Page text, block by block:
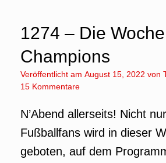
1274 – Die
Champions
Veröffentlicht am August 15, 2022 von
15 Kommentare
N’Abend allerseits! Nicht
Fußballfans wird in dieser
geboten, auf dem